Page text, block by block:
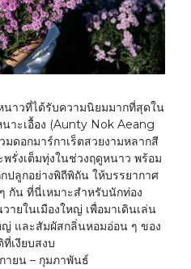
าวที่ได้รับความนิยมมากที่สุดใน
นาะเอื้อง (Aunty Nok Aeang
มดอกมาร์กาเร็ตสวยงามหลากสี
รั่งเต็มทุ่งในช่วงฤดูหนาว พร้อม
ปลูกอย่างพิถีพิถัน ให้บรรยากาศ
กัน ที่นี่เหมาะสำหรับนักท่อง
ายในเมืองใหญ่ เพื่อมาเดินเล่น
ญ่ และสัมผัสกลิ่นหอมอ่อน ๆ ของ
เงียบสงบ
ายน – กุมภาพันธ์